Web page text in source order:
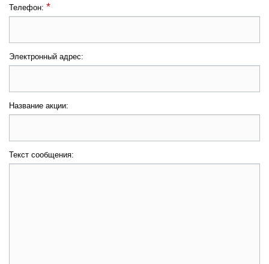
Телефон: *
Электронный адрес:
Название акции:
Текст сообщения: